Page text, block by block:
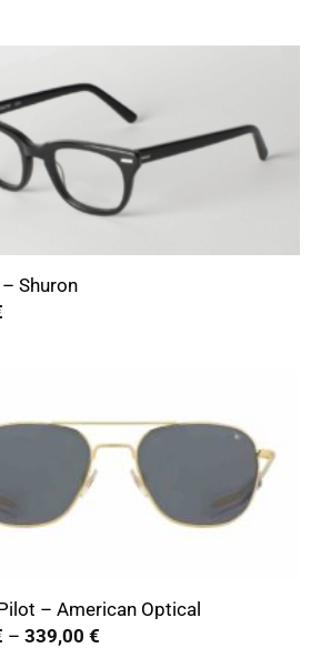
Shuron
– American Optical
– 339,00 €Preisspanne: